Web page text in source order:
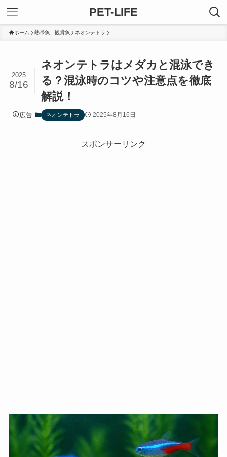
PET-LIFE
ホーム 熱帯魚、観賞魚 ネオンテトラ
ネオンテトラはメダカと混泳でき
る？混泳時のコツや注意点を徹底
解説！
2025
8/16
広告 ネオンテトラ 2025年8月16日
スポンサーリンク